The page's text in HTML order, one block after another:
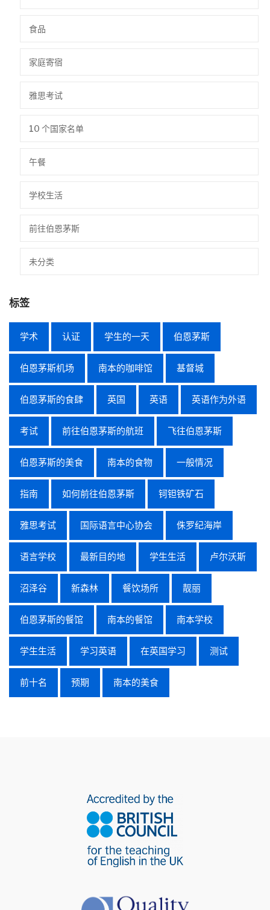
食品
家庭寄宿
雅思考试
10 个国家名单
午餐
学校生活
前往伯恩茅斯
未分类
标签
学术 认证 学生的一天 伯恩茅斯
伯恩茅斯机场 南本的咖啡馆 基督城
伯恩茅斯的食肆 英国 英语 英语作为外语
考试 前往伯恩茅斯的航班 飞往伯恩茅斯
伯恩茅斯的美食 南本的食物 一般情况
指南 如何前往伯恩茅斯 钶钽铁矿石
雅思考试 国际语言中心协会 侏罗纪海岸
语言学校 最新目的地 学生生活 卢尔沃斯
沼泽谷 新森林 餐饮场所 靓丽
伯恩茅斯的餐馆 南本的餐馆 南本学校
学生生活 学习英语 在英国学习 测试
前十名 预期 南本的美食